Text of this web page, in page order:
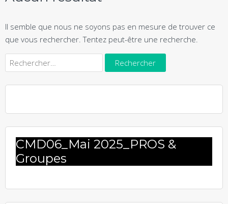
Il semble que nous ne soyons pas en mesure de trouver ce
que vous rechercher. Tentez peut-être une recherche.
Rechercher :
CMD06_Mai 2025_PROS &
Groupes